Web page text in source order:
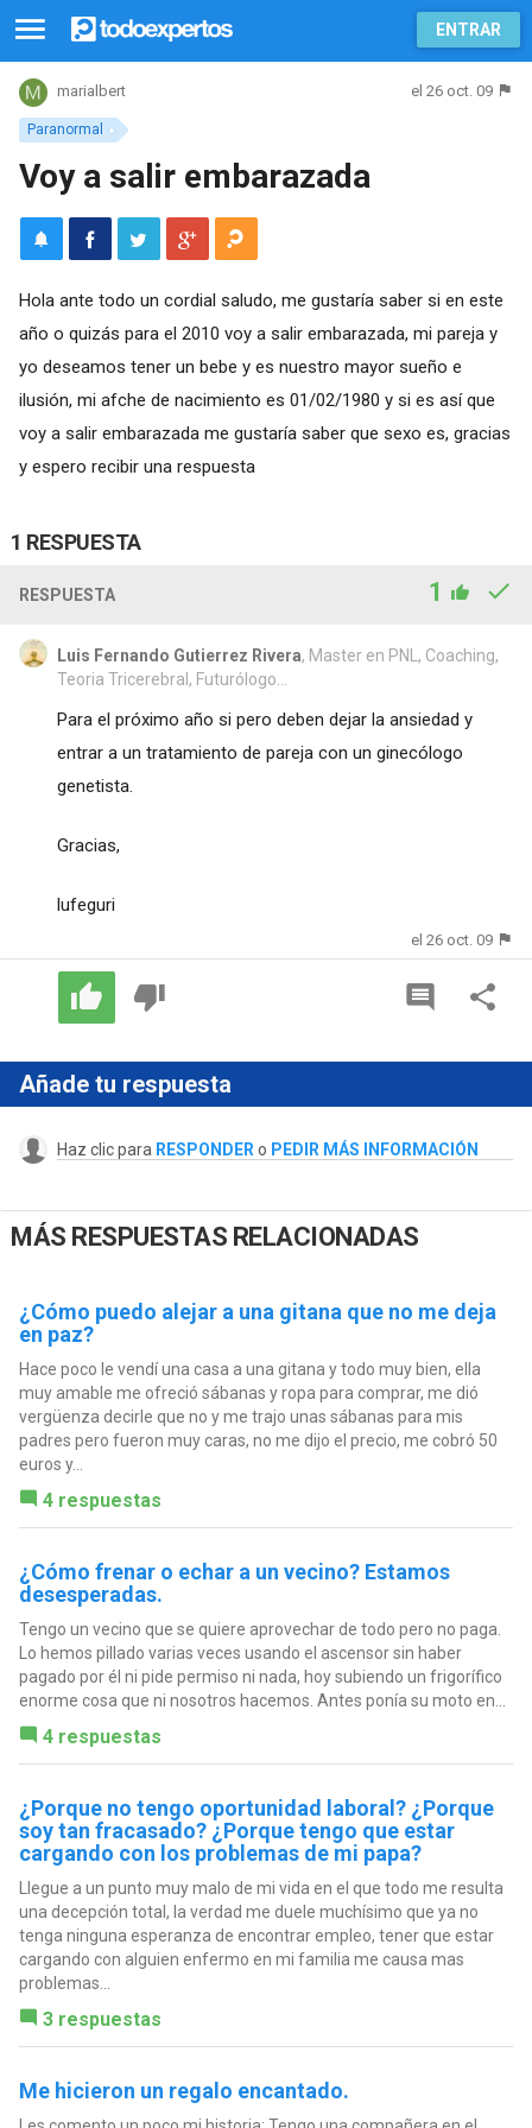
ENTRAR
Paranormal
marialbert el 26 oct. 09
Voy a salir embarazada
Hola ante todo un cordial saludo, me gustaría saber si en este
año o quizás para el 2010 voy a salir embarazada, mi pareja y
yo deseamos tener un bebe y es nuestro mayor sueño e
ilusión, mi afche de nacimiento es 01/02/1980 y si es así que
voy a salir embarazada me gustaría saber que sexo es, gracias
y espero recibir una respuesta
1 RESPUESTA
RESPUESTA 1
Luis Fernando Gutierrez Rivera, Master en PNL, Coaching,
Teoria Tricerebral, Futurólogo...
Para el próximo año si pero deben dejar la ansiedad y
entrar a un tratamiento de pareja con un ginecólogo
genetista.
Gracias,
lufeguri
el 26 oct. 09
Añade tu respuesta
Haz clic para RESPONDER o PEDIR MÁS INFORMACIÓN
MÁS RESPUESTAS RELACIONADAS
¿Cómo puedo alejar a una gitana que no me deja
en paz?
Hace poco le vendí una casa a una gitana y todo muy bien, ella
muy amable me ofreció sábanas y ropa para comprar, me dió
vergüenza decirle que no y me trajo unas sábanas para mis
padres pero fueron muy caras, no me dijo el precio, me cobró 50
euros y...
4 respuestas
¿Cómo frenar o echar a un vecino? Estamos
desesperadas.
Tengo un vecino que se quiere aprovechar de todo pero no paga.
Lo hemos pillado varias veces usando el ascensor sin haber
pagado por él ni pide permiso ni nada, hoy subiendo un frigorífico
enorme cosa que ni nosotros hacemos. Antes ponía su moto en...
4 respuestas
¿Porque no tengo oportunidad laboral? ¿Porque
soy tan fracasado? ¿Porque tengo que estar
cargando con los problemas de mi papa?
Llegue a un punto muy malo de mi vida en el que todo me resulta
una decepción total, la verdad me duele muchísimo que ya no
tenga ninguna esperanza de encontrar empleo, tener que estar
cargando con alguien enfermo en mi familia me causa mas
problemas...
3 respuestas
Me hicieron un regalo encantado.